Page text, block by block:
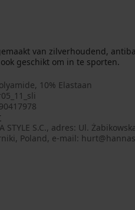
van zilverhoudend,
geschikt om in te sporten.
10% Elastaan
STYLE S.C., adres: Ul.
Poland, e-mail: